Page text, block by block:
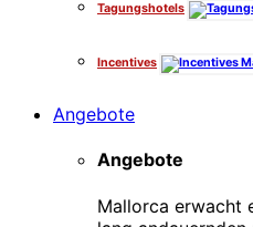
Tagungshotels
Incentives
Angebote
Angebote
Mallorca erwacht